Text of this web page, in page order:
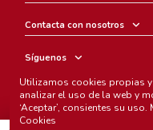
Contacta con nosotros
Síguenos
Boletín
Utilizamos cookies propias y
analizar el uso de la web y
‘Aceptar’, consientes su
Cookies